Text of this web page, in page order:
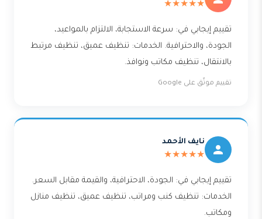
★★★★★
تقييم إيجابي في: سرعة الاستجابة، الالتزام بالمواعيد،
الجودة، والاحترافية. الخدمات: تنظيف عميق، تنظيف مرتبط
بالانتقال، تنظيف مكاتب ونوافذ.
تقييم موثّق على Google
نايف الأحمد
★★★★★
تقييم إيجابي في: الجودة، الاحترافية، والقيمة مقابل السعر.
الخدمات: تنظيف كنب ومراتب، تنظيف عميق، تنظيف منازل
ومكاتب.